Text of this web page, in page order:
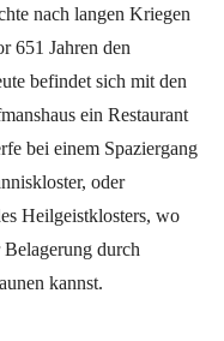
nach langen Kriegen
651 Jahren den
befindet sich mit den
ein Restaurant
bei einem Spaziergang
oder
Heilgeistklosters, wo
durch
kannst.